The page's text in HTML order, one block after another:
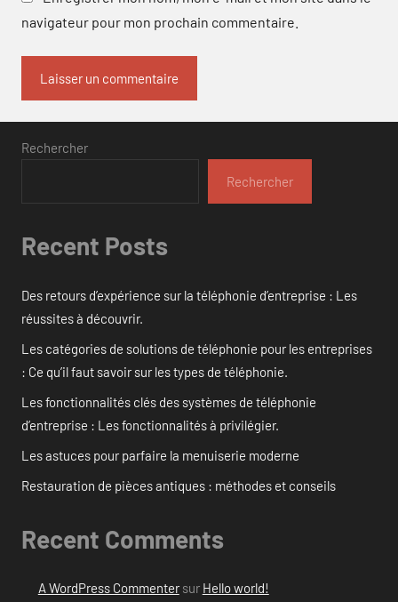
navigateur pour mon prochain commentaire.
Rechercher
Rechercher
Recent Posts
Des retours d’expérience sur la téléphonie d’entreprise : Les
réussites à découvrir.
Les catégories de solutions de téléphonie pour les entreprises
: Ce qu’il faut savoir sur les types de téléphonie.
Les fonctionnalités clés des systèmes de téléphonie
d’entreprise : Les fonctionnalités à privilégier.
Les astuces pour parfaire la menuiserie moderne
Restauration de pièces antiques : méthodes et conseils
Recent Comments
A WordPress Commentersur Hello world!